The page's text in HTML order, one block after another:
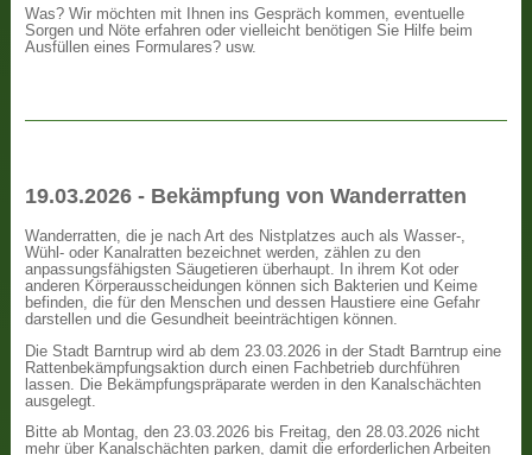
Was? Wir möchten mit Ihnen ins Gespräch kommen, eventuelle
Sorgen und Nöte erfahren oder vielleicht benötigen Sie Hilfe beim
Ausfüllen eines Formulares? usw.
19.03.2026 - Bekämpfung von Wanderratten
Wanderratten, die je nach Art des Nistplatzes auch als Wasser-,
Wühl- oder Kanalratten bezeichnet werden, zählen zu den
anpassungsfähigsten Säugetieren überhaupt. In ihrem Kot oder
anderen Körperausscheidungen können sich Bakterien und Keime
befinden, die für den Menschen und dessen Haustiere eine Gefahr
darstellen und die Gesundheit beeinträchtigen können.
Die Stadt Barntrup wird ab dem 23.03.2026 in der Stadt Barntrup eine
Rattenbekämpfungsaktion durch einen Fachbetrieb durchführen
lassen. Die Bekämpfungspräparate werden in den Kanalschächten
ausgelegt.
Bitte ab Montag, den 23.03.2026 bis Freitag, den 28.03.2026 nicht
mehr über Kanalschächten parken, damit die erforderlichen Arbeiten